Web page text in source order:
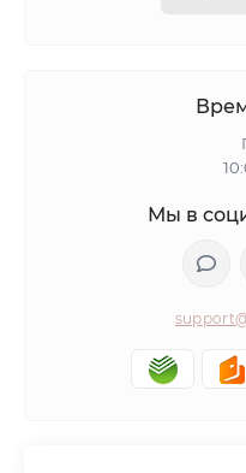
Мы в